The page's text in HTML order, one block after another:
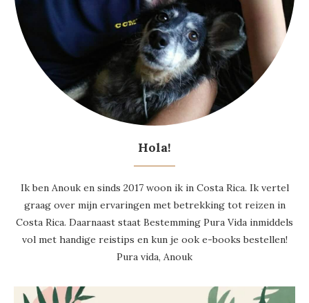
Hola!
Ik ben Anouk en sinds 2017 woon ik in Costa Rica. Ik vertel
graag over mijn ervaringen met betrekking tot reizen in
Costa Rica. Daarnaast staat Bestemming Pura Vida inmiddels
vol met handige reistips en kun je ook e-books bestellen!
Pura vida, Anouk